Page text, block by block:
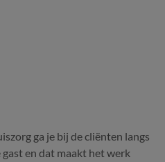
ga je bij de cliënten langs
en dat maakt het werk